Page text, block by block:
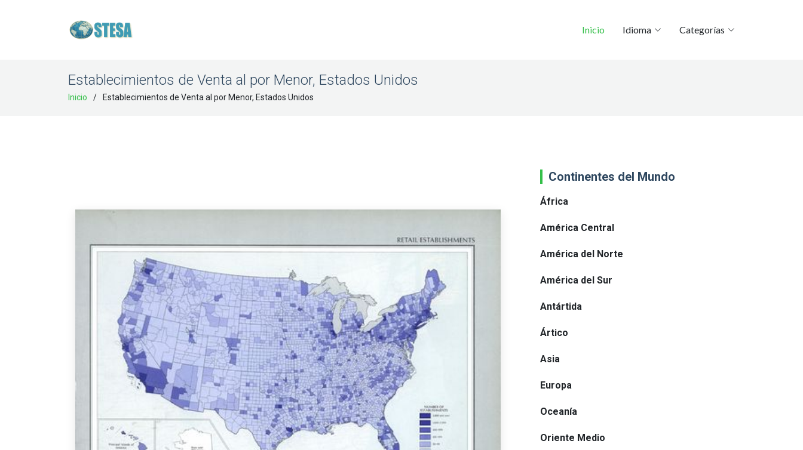
Inicio Idioma Categorías
Establecimientos de Venta al por Menor, Estados Unidos
Inicio Establecimientos de Venta al por Menor, Estados Unidos
Continentes del Mundo
África
América Central
América del Norte
América del Sur
Antártida
Ártico
Asia
Europa
Oceanía
Oriente Medio